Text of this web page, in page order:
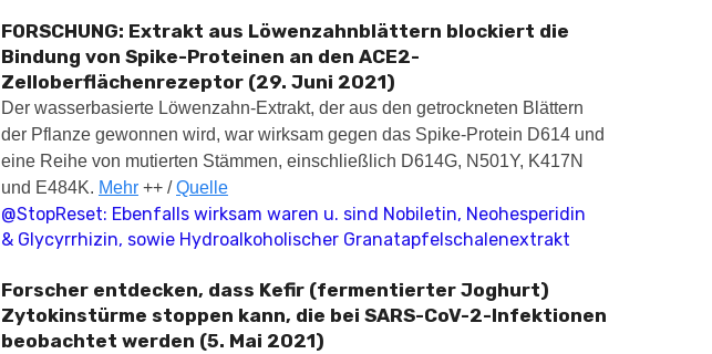
FORSCHUNG: Extrakt aus Löwenzahnblättern blockiert die
Bindung von Spike-Proteinen an den ACE2-
Zelloberflächenrezeptor (29. Juni 2021)
Der wasserbasierte Löwenzahn-Extrakt, der aus den getrockneten Blättern
der Pflanze gewonnen wird, war wirksam gegen das Spike-Protein D614 und
eine Reihe von mutierten Stämmen, einschließlich D614G, N501Y, K417N
und E484K. Mehr ++ /Quelle
@StopReset: Ebenfalls wirksam waren u. sind Nobiletin, Neohesperidin
& Glycyrrhizin, sowie Hydroalkoholischer Granatapfelschalenextrakt
Forscher entdecken, dass Kefir (fermentierter Joghurt)
Zytokinstürme stoppen kann, die bei SARS-CoV-2-Infektionen
beobachtet werden (5. Mai 2021)